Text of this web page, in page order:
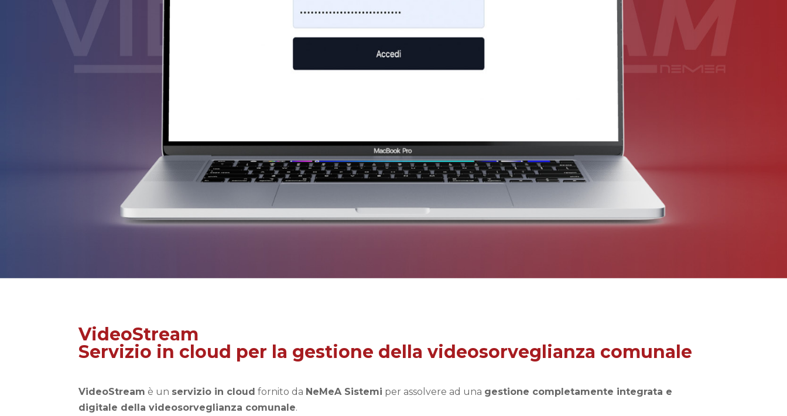
VideoStream
Servizio in cloud per la gestione della videosorveglianza comunale
VideoStream è un servizio in cloud fornito da NeMeA Sistemi per assolvere ad una gestione completamente integrata e
digitale della videosorveglianza comunale.